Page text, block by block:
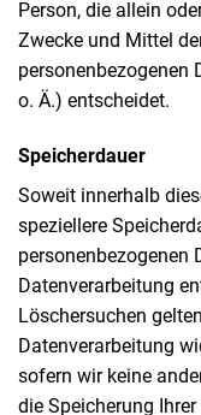
Person, die allein
Zwecke und Mittel
personenbezogenen
o. Ä.) entscheidet.
Speicherdauer
Soweit innerhalb
speziellere
personenbezogenen
Datenverarbeitung
Löschersuchen
Datenverarbeitung
sofern wir keine
die Speicherung